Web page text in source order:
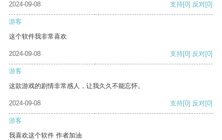
2024-09-08
支持[0] 反对[0]
游客
这个软件我非常喜欢
2024-09-08 支持[0] 反对[0]
游客
这款游戏的剧情非常感人，让我久久不能忘怀。
2024-09-08 支持[0] 反对[0]
游客
我喜欢这个软件 作者加油